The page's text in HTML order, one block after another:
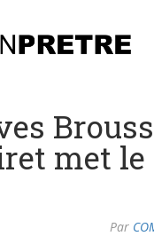
met
Par